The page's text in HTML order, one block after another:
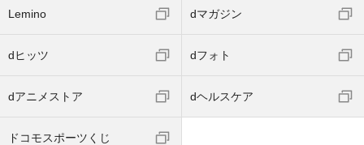
Lemino dマガジン
dヒッツ dフォト
dアニメストア dヘルスケア
ドコモスポーツくじ